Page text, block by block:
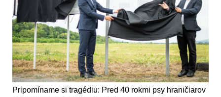
Pripomíname si tragédiu: Pred 40 rokmi psy hraničiarov